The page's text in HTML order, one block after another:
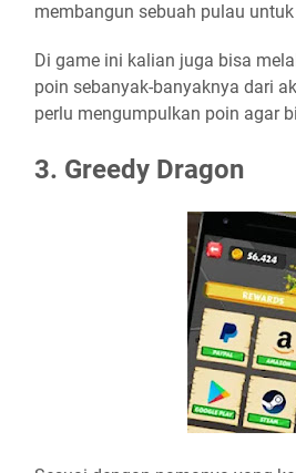
membangun sebuah pulau
Di game ini kalian juga bisa
poin sebanyak-banyaknya dari
perlu mengumpulkan poin agar
3. Greedy Dragon